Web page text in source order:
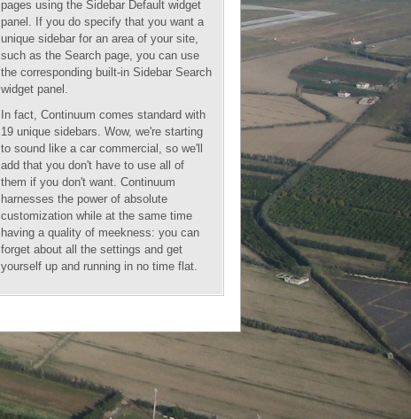
pages using the Sidebar Default widget
panel. If you do specify that you want a
unique sidebar for an area of your site,
such as the Search page, you can use
the corresponding built-in Sidebar Search
widget panel.
In fact, Continuum comes standard with
19 unique sidebars. Wow, we're starting
to sound like a car commercial, so we'll
add that you don't have to use all of
them if you don't want. Continuum
harnesses the power of absolute
customization while at the same time
having a quality of meekness: you can
forget about all the settings and get
yourself up and running in no time flat.